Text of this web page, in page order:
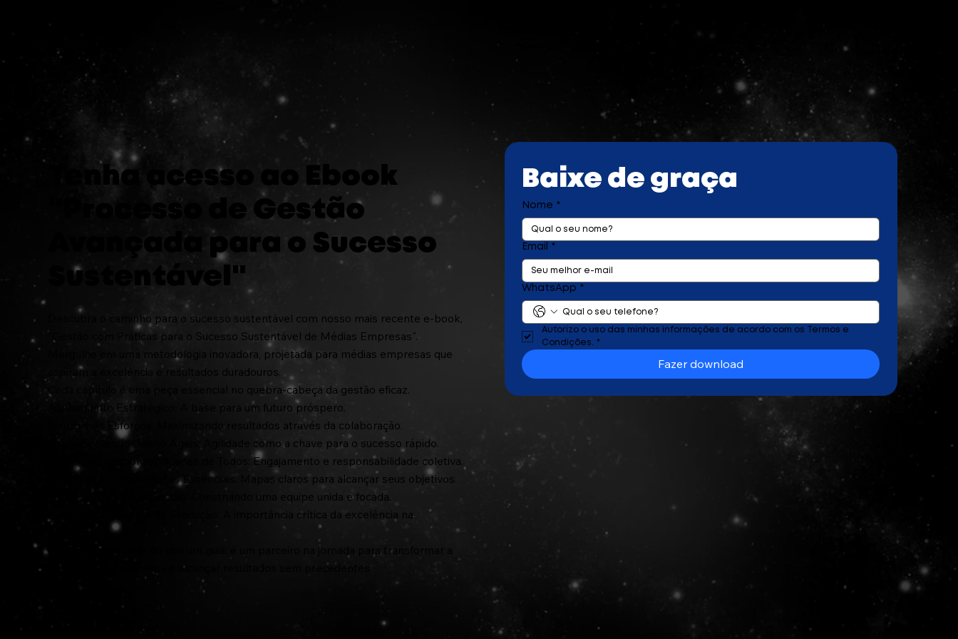
Tenha acesso ao Ebook
"Processo de Gestão
Avançada para o Sucesso
Sustentável"
Descubra o caminho para o sucesso sustentável com nosso mais recente e-book,
"Gestão com Práticas para o Sucesso Sustentável de Médias Empresas".
Mergulhe em uma metodologia inovadora, projetada para médias empresas que
aspiram a excelência e resultados duradouros.
Cada capítulo é uma peça essencial no quebra-cabeça da gestão eficaz.
Alinhamento Estratégico: A base para um futuro próspero.
Sinergia de Esforços: Maximizando resultados através da colaboração.
Implementando Ganho Ágeis: Agilidade como a chave para o sucesso rápido.
Aliando as Responsabilidades de Todos: Engajamento e responsabilidade coletiva.
Planos de Ação são Rotas Essenciais: Mapas claros para alcançar seus objetivos.
Alinhar um Time de Gestão: Construindo uma equipe unida e focada.
Garantir a Qualidade da Execução: A importância crítica da excelência na
Este e-book é mais do que um guia; é um parceiro na jornada para transformar a
gestão da sua empresa e alcançar resultados sem precedentes.
Baixe de graça
Nome *
Email *
WhatsApp *
Autorizo o uso das minhas informações de acordo com os Termos e
Condições.
*
Fazer download